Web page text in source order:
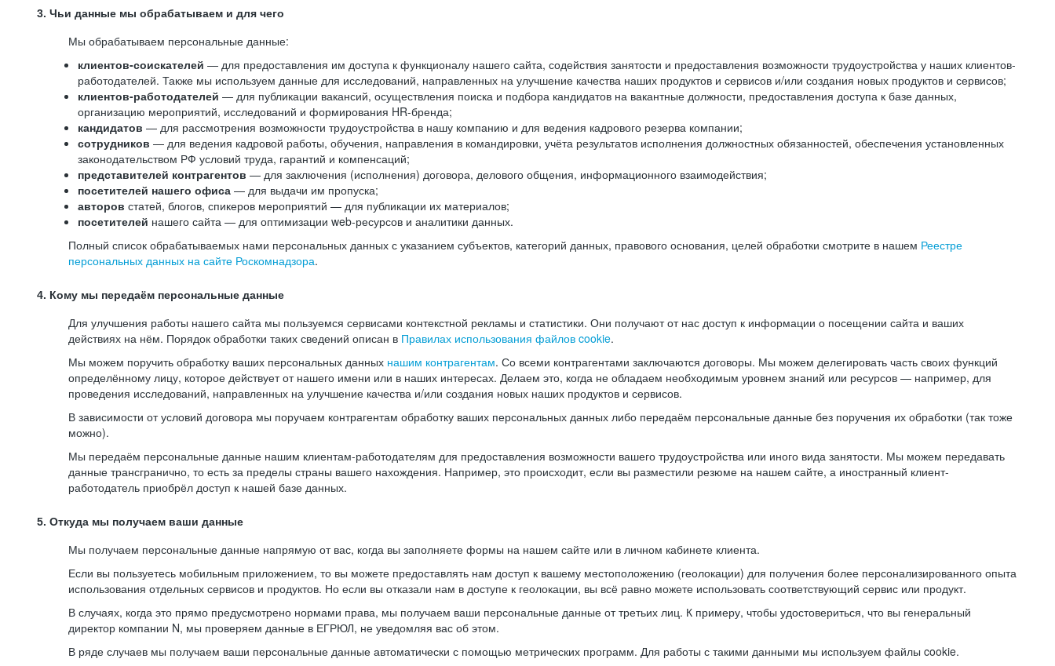
3. Чьи данные мы обрабатываем и для чего
Мы обрабатываем персональные данные:
клиентов-соискателей — для предоставления им доступа к функционалу нашего сайта, содействия занятости и предоставления возможности трудоустройства у наших клиентов-
работодателей. Также мы используем данные для исследований, направленных на улучшение качества наших продуктов и сервисов и/или создания новых продуктов и сервисов;
клиентов-работодателей — для публикации вакансий, осуществления поиска и подбора кандидатов на вакантные должности, предоставления доступа к базе данных,
организацию мероприятий, исследований и формирования HR-бренда;
кандидатов — для рассмотрения возможности трудоустройства в нашу компанию и для ведения кадрового резерва компании;
сотрудников — для ведения кадровой работы, обучения, направления в командировки, учёта результатов исполнения должностных обязанностей, обеспечения установленных
законодательством РФ условий труда, гарантий и компенсаций;
представителей контрагентов — для заключения (исполнения) договора, делового общения, информационного взаимодействия;
посетителей нашего офиса — для выдачи им пропуска;
авторов статей, блогов, спикеров мероприятий — для публикации их материалов;
посетителей нашего сайта — для оптимизации web-ресурсов и аналитики данных.
Полный список обрабатываемых нами персональных данных с указанием субъектов, категорий данных, правового основания, целей обработки смотрите в нашем Реестре
персональных данных на сайте Роскомнадзора.
4. Кому мы передаём персональные данные
Для улучшения работы нашего сайта мы пользуемся сервисами контекстной рекламы и статистики. Они получают от нас доступ к информации о посещении сайта и ваших
действиях на нём. Порядок обработки таких сведений описан в Правилах использования файлов cookie.
Мы можем поручить обработку ваших персональных данных нашим контрагентам. Со всеми контрагентами заключаются договоры. Мы можем делегировать часть своих функций
определённому лицу, которое действует от нашего имени или в наших интересах. Делаем это, когда не обладаем необходимым уровнем знаний или ресурсов — например, для
проведения исследований, направленных на улучшение качества и/или создания новых наших продуктов и сервисов.
В зависимости от условий договора мы поручаем контрагентам обработку ваших персональных данных либо передаём персональные данные без поручения их обработки (так тоже
можно).
Мы передаём персональные данные нашим клиентам-работодателям для предоставления возможности вашего трудоустройства или иного вида занятости. Мы можем передавать
данные трансгранично, то есть за пределы страны вашего нахождения. Например, это происходит, если вы разместили резюме на нашем сайте, а иностранный клиент-
работодатель приобрёл доступ к нашей базе данных.
5. Откуда мы получаем ваши данные
Мы получаем персональные данные напрямую от вас, когда вы заполняете формы на нашем сайте или в личном кабинете клиента.
Если вы пользуетесь мобильным приложением, то вы можете предоставлять нам доступ к вашему местоположению (геолокации) для получения более персонализированного опыта
использования отдельных сервисов и продуктов. Но если вы отказали нам в доступе к геолокации, вы всё равно можете использовать соответствующий сервис или продукт.
В случаях, когда это прямо предусмотрено нормами права, мы получаем ваши персональные данные от третьих лиц. К примеру, чтобы удостовериться, что вы генеральный
директор компании N, мы проверяем данные в ЕГРЮЛ, не уведомляя вас об этом.
В ряде случаев мы получаем ваши персональные данные автоматически с помощью метрических программ. Для работы с такими данными мы используем файлы cookie.